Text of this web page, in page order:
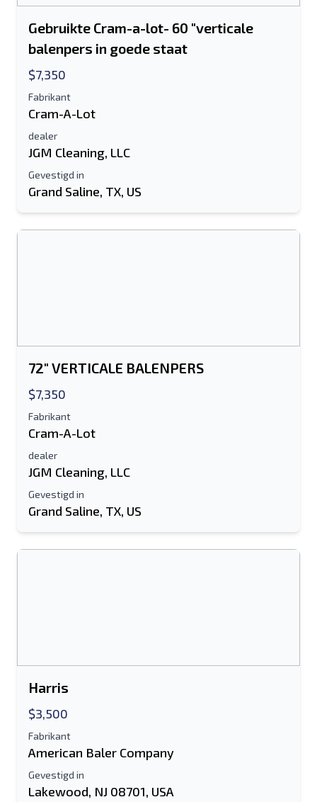
E-mailadres
Mobiel
Gebruikte Cram-a-lot- 60 "verticale
balenpers in goede staat
$7,350
Fabrikant
Cram-A-Lot
dealer
JGM Cleaning, LLC
Gevestigd in
Grand Saline, TX, US
72" VERTICALE BALENPERS
$7,350
Fabrikant
Cram-A-Lot
dealer
JGM Cleaning, LLC
Gevestigd in
Grand Saline, TX, US
Harris
$3,500
Fabrikant
American Baler Company
Gevestigd in
Lakewood, NJ 08701, USA
Stuur naar een vriend
Sms-lijst naar mobiel apparaat
Je volledige naam
Extra informatie